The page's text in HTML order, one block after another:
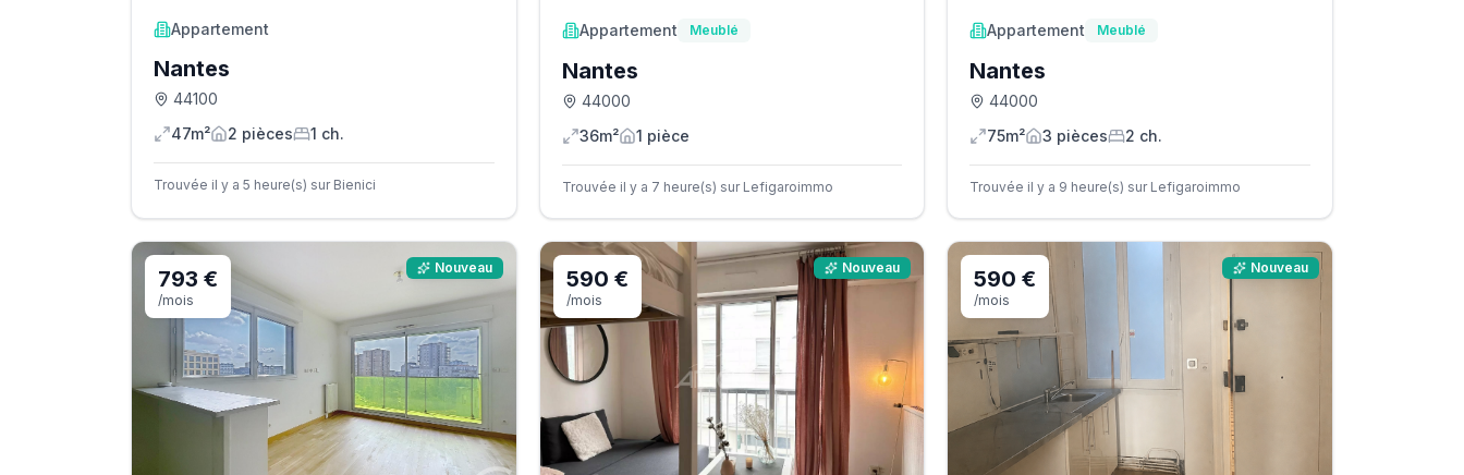
Appartement
Nantes
44100
47m²
2 pièces 1 ch.
Trouvée il y a 5 heure(s) sur Bienici
Appartement Meublé
Nantes
44000
36m²
1 pièce
Trouvée il y a 7 heure(s) sur Lefigaroimmo
Appartement Meublé
Nantes
44000
75m²
3 pièces 2 ch.
Trouvée il y a 9 heure(s) sur Lefigaroimmo
793 €
/mois
Nouveau 590 €
/mois
Nouveau 590 €
/mois
Nouveau